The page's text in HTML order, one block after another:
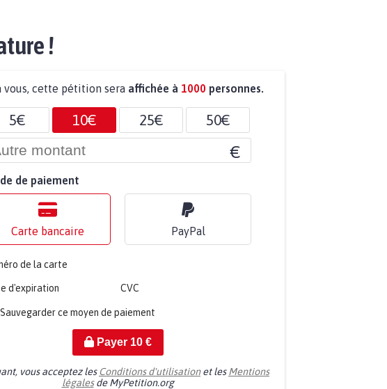
!
vous, cette pétition sera affichée à 1000 personnes.
5€ 10€ 25€ 50€
€
de paiement
Carte bancaire PayPal
de la carte
d'expiration CVC
Sauvegarder ce moyen de paiement
Payer 10€
vous acceptez les Conditions d'utilisationet lesMentions
légalesde MyPetition.org